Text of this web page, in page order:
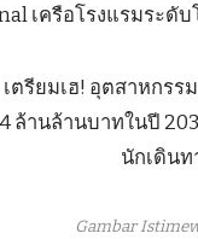
เครือโรงแรมระดับ
Gambar